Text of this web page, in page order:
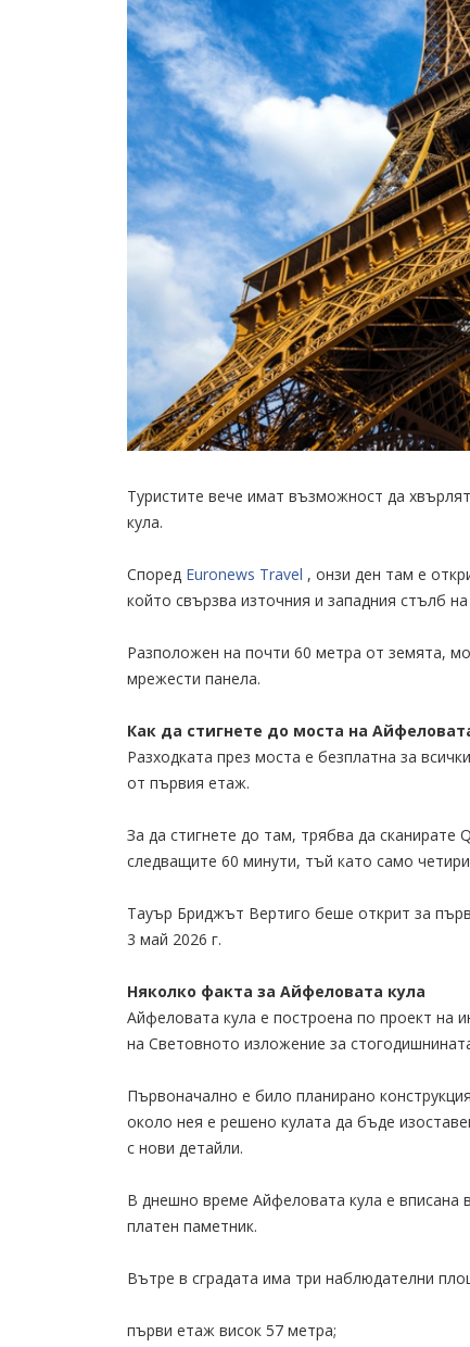
Туристите вече имат възможност да
кула.
Според Euronews Travel , онзи ден там е
който свързва източния и западния стълб
Разположен на почти 60 метра от земята,
мрежести панела.
Как да стигнете до моста на
Разходката през моста е безплатна за
от първия етаж.
За да стигнете до там, трябва да сканирате
следващите 60 минути, тъй като само
Тауър Бриджът Вертиго беше открит за
3 май 2026 г.
Няколко факта за Айфеловата кула
Айфеловата кула е построена по проект на
на Световното изложение за
Първоначално е било планирано
около нея е решено кулата да бъде
с нови детайли.
В днешно време Айфеловата кула е вписана
платен паметник.
Вътре в сградата има три наблюдателни
първи етаж висок 57 метра;